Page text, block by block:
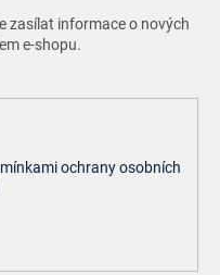
zasílat informace o nových
e-shopu.
ochrany osobních